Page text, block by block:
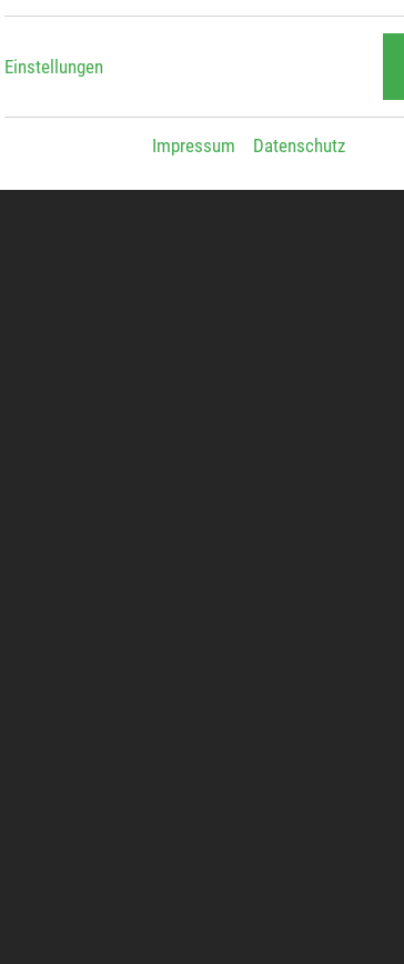
Einstellungen
Impressum Datenschutz